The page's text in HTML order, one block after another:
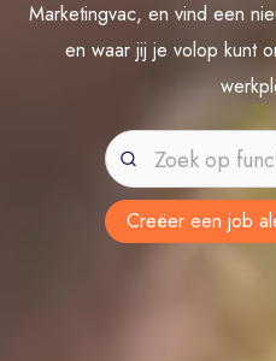
Marketingvac, en vind een
en waar jij je volop kunt
Creëer een job